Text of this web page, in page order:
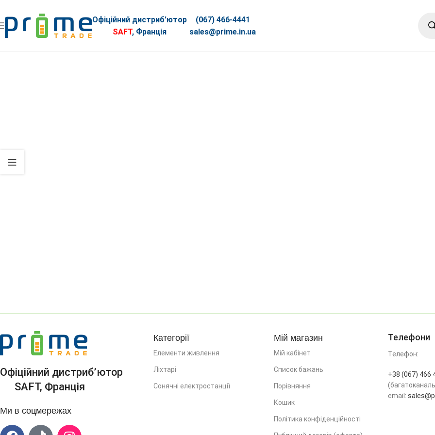
Офіційний дистриб'ютор
SAFT, Франція
(067) 466-4441
sales@prime.in.ua
Офіційний дистриб’ютор
SAFT, Франція
Ми в соцмережах
Категорії
Елементи живлення
Ліхтарі
Сонячні електростанції
Мій магазин
Мій кабінет
Список бажань
Порівняння
Кошик
Політика конфіденційності
Телефони
Телефон:
+38 (067) 466
email: